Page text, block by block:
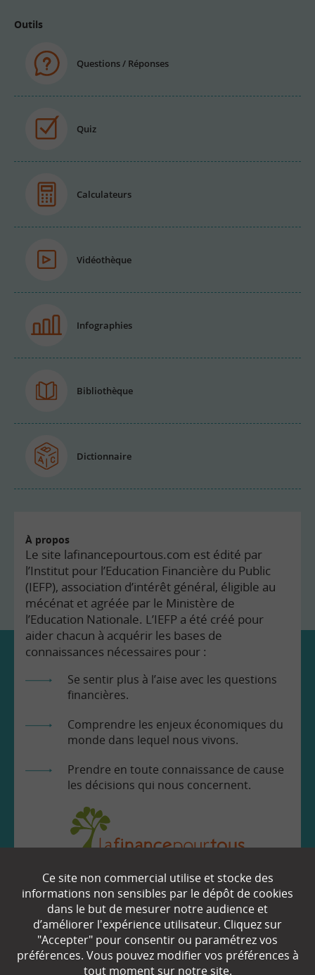
Outils
Questions / Réponses
Quiz
Calculateurs
Vidéothèque
Infographies
Bibliothèque
Dictionnaire
À propos
Le site lafinancepourtous.com est édité par
l’Institut pour l’Education Financière du Public
(IEFP), association d’intérêt général, éligible au
mécénat et agréée par le Ministère de
l’Education Nationale. L’IEFP a été créé pour
aider chacun à acquérir les bases de
connaissances nécessaires pour :
Se sentir plus à l’aise avec les questions
financières.
Comprendre les enjeux économiques du
monde dans lequel nous vivons.
Prendre en toute connaissance de cause
les décisions qui nous concernent.
EN SAVOIR
Qui sommes-nous ?
Partenaires
Ce site non commercial utilise et stocke des
informations non sensibles par le dépôt de cookies
dans le but de mesurer notre audience et
d’améliorer l'expérience utilisateur. Cliquez sur
"Accepter" pour consentir ou paramétrez vos
préférences. Vous pouvez modifier vos préférences à
tout moment sur notre site.